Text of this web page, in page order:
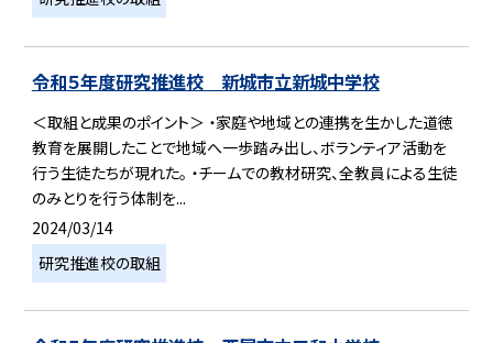
令和５年度研究推進校 新城市立新城中学校
＜取組と成果のポイント＞ ・家庭や地域との連携を生かした道徳
教育を展開したことで地域へ一歩踏み出し、ボランティア活動を
行う生徒たちが現れた。 ・チームでの教材研究、全教員による生徒
のみとりを行う体制を...
2024/03/14
研究推進校の取組